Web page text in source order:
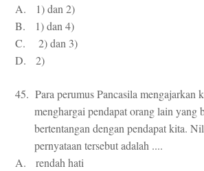
A. 1) dan
B. 1) dan 4)
C. 2) dan
D. 2)
45. Para perumus Pancasila mengajarkan
menghargai pendapat orang lain yang
bertentangan dengan pendapat kita.
pernyataan tersebut adalah ....
A. rendah